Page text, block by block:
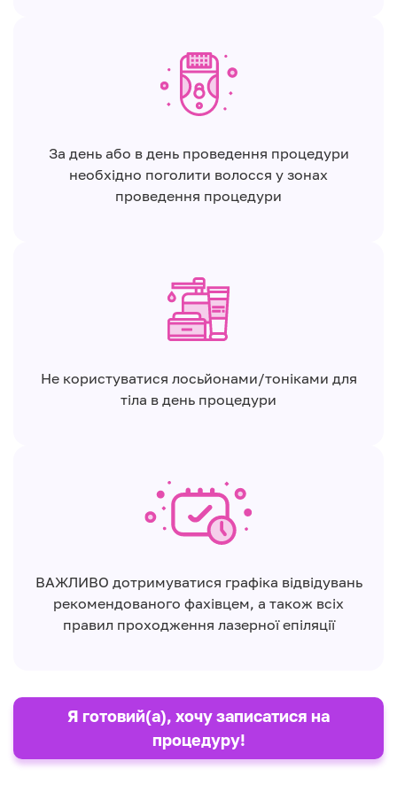
За день або в день проведення процедури
необхідно поголити волосся у зонах
проведення процедури
Не користуватися лосьйонами/тоніками для
тіла в день процедури
ВАЖЛИВО дотримуватися графіка відвідувань
рекомендованого фахівцем, а також всіх
правил проходження лазерної епіляції
Я готовий(а), хочу записатися на
процедуру!